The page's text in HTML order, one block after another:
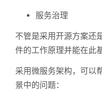
服务治理
不管是采用开源方案还
件的工作原理并能在此
采用微服务架构，可以
景中的问题：